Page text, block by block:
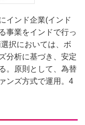
インド企業(インド
事業をインドで行っ
択においては、ボ
分析に基づき、安定
。原則として、為替
ンズ方式で運用。4